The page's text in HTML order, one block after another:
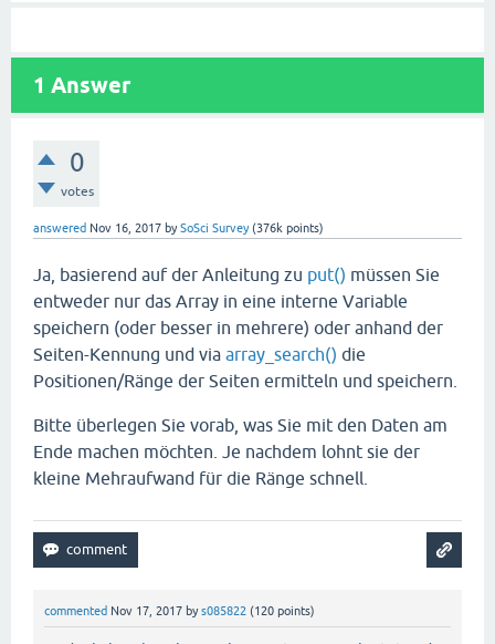
1 Answer
0
votes
answered Nov 16, 2017 bySoSci Survey (376k points)
Ja, basierend auf der Anleitung zu put() müssen Sie
entweder nur das Array in eine interne Variable
speichern (oder besser in mehrere) oder anhand der
Seiten-Kennung und via array_search() die
Positionen/Ränge der Seiten ermitteln und speichern.
Bitte überlegen Sie vorab, was Sie mit den Daten am
Ende machen möchten. Je nachdem lohnt sie der
kleine Mehraufwand für die Ränge schnell.
commented Nov 17, 2017 bys085822 (120 points)